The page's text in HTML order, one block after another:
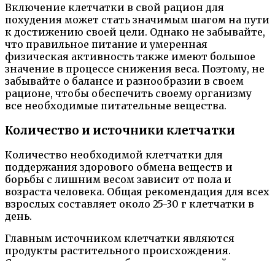
Включение клетчатки в свой рацион для
похудения может стать значимым шагом на пути
к достижению своей цели. Однако не забывайте,
что правильное питание и умеренная
физическая активность также имеют большое
значение в процессе снижения веса. Поэтому, не
забывайте о балансе и разнообразии в своем
рационе, чтобы обеспечить своему организму
все необходимые питательные вещества.
Количество и источники клетчатки
Количество необходимой клетчатки для
поддержания здорового обмена веществ и
борьбы с лишним весом зависит от пола и
возраста человека. Общая рекомендация для всех
взрослых составляет около 25-30 г клетчатки в
день.
Главным источником клетчатки являются
продукты растительного происхождения.